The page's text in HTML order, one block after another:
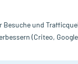
Zeit:Gratis-
und
(Criteo,